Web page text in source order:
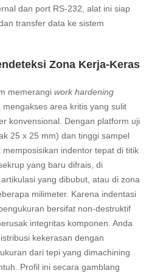
dan port RS-232, alat ini siap
transfer data ke sistem
Zona Kerja-Keras
memerangi work hardening
area kritis yang sulit
konvensional. Dengan platform uji
25 x 25 mm) dan tinggi sampel
indentor tepat di titik
yang baru difrais, di
yang dibubut, atau di zona
milimeter. Karena indentasi
bersifat non-destruktif
integritas komponen. Anda
kekerasan dengan
dari tepi yang dimachining
Profil ini secara gamblang